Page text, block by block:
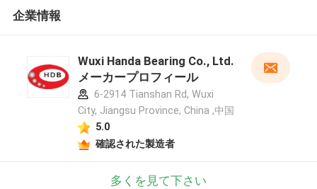
企業情報
Wuxi Handa Bearing Co., Ltd.
メーカープロフィール
6-2914 Tianshan Rd, Wuxi
City, Jiangsu Province, China ,中国
5.0
確認された製造者
多くを見て下さい